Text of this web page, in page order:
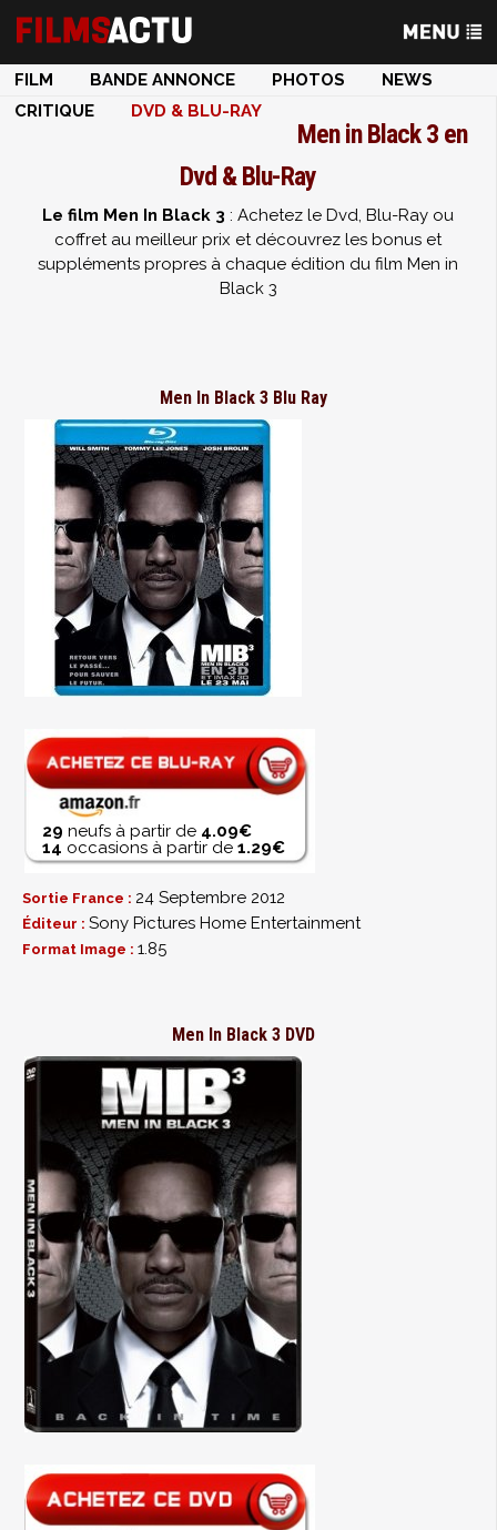
FILM BANDE ANNONCE PHOTOS
NEWS
CRITIQUE
DVD & BLU-RAY
Men in Black 3 en
Dvd & Blu-Ray
Le film Men In Black 3 : Achetez le Dvd, Blu-Ray ou
coffret au meilleur prix et découvrez les bonus et
suppléments propres à chaque édition du film Men in
Black 3
Men In Black 3 Blu Ray
29 neufs à partir de 4.09€
14 occasions à partir de 1.29€
Sortie France : 24 Septembre 2012
Éditeur : Sony Pictures Home Entertainment
Format Image : 1.85
Men In Black 3 DVD